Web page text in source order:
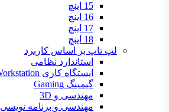
15 اینچ
16 اینچ
17 اینچ
18 اینچ
لپ تاپ بر اساس کاربرد
استاندارد نظامی
ایستگاه کاری Workstation
گیمینگ Gaming
مهندسی و 3D
مهندسی و برنامه نویسی